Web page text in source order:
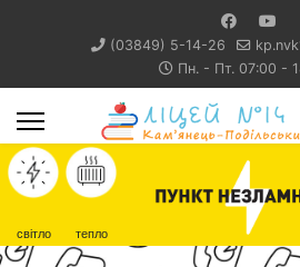
(03849) 5-14-26
Пн. - Пт. 07:00 -
світло тепло